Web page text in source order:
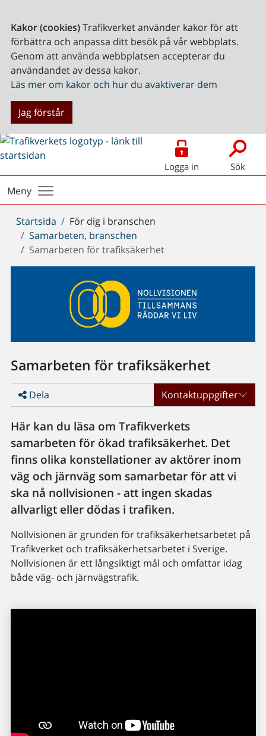
Kakor (cookies)Trafikverket använder kakor för att
förbättra och anpassa ditt besök på vår webbplats.
Genom att använda webbplatsen accepterar du
användandet av dessa kakor.
Läs mer om kakor och hur du avaktiverar dem
Jag förstår
Logga in Sök
Meny
Du
är
här:
Startsida
För dig i branschen
Samarbeten, branschen
Samarbeten för trafiksäkerhet
Samarbeten för trafiksäkerhet
Dela Kontaktuppgifter
Här kan du läsa om Trafikverkets
samarbeten för ökad trafiksäkerhet. Det
finns olika konstellationer av aktörer inom
väg och järnväg som samarbetar för att vi
ska nå nollvisionen - att ingen skadas
allvarligt eller dödas i trafiken.
Nollvisionen är grunden för trafiksäkerhetsarbetet på
Trafikverket och trafiksäkerhetsarbetet i Sverige.
Nollvisionen är ett långsiktigt mål och omfattar idag
både väg- och järnvägstrafik.